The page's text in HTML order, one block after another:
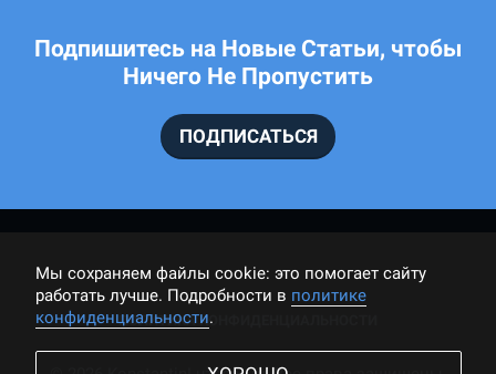
Подпишитесь на Новые Статьи, чтобы
Ничего Не Пропустить
ПОДПИСАТЬСЯ
ПОЛИТИКА КОНФИДЕНЦИАЛЬНОСТИ
Мы cохраняем файлы cookie: это помогает сайту
работать лучше. Подробности в политике
конфиденциальности.